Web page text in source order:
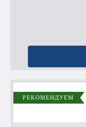
РЕКОМЕНДУЕМ